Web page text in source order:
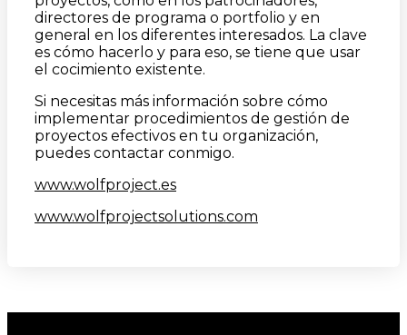
directores de programa o portfolio y en
general en los diferentes interesados. La clave
es cómo hacerlo y para eso, se tiene que usar
el cocimiento existente.
Si necesitas más información sobre cómo
implementar procedimientos de gestión de
proyectos efectivos en tu organización,
puedes contactar conmigo.
www.wolfproject.es
www.wolfprojectsolutions.com